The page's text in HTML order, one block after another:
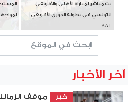
بث مباشر لمباراة الأهلي والأفريقي
التونسي في بطولة الدوري الأفريقي
BAL
آخر الأخبار
خبر
موقف